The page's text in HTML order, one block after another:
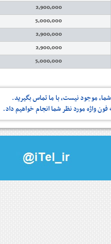
2,900,000
5,000,000
2,900,000
2,900,000
5,000,000
موجود نیست، با ما تماس بگیرید.
واژه مورد نظر شما انجام خواهیم داد.